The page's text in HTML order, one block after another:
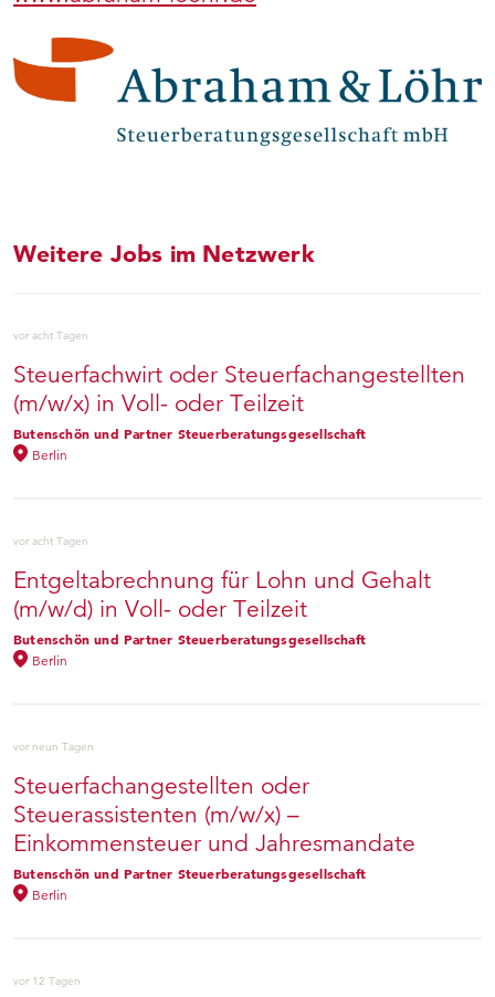
Weitere Jobs im Netzwerk
vor acht Tagen
Steuerfachwirt oder Steuerfachangestellten
(m/w/x) in Voll- oder Teilzeit
Butenschön und Partner Steuerberatungsgesellschaft
Berlin
vor acht Tagen
Entgeltabrechnung für Lohn und Gehalt
(m/w/d) in Voll- oder Teilzeit
Butenschön und Partner Steuerberatungsgesellschaft
Berlin
vor neun Tagen
Steuerfachangestellten oder
Steuerassistenten (m/w/x) –
Einkommensteuer und Jahresmandate
Butenschön und Partner Steuerberatungsgesellschaft
Berlin
vor 12 Tagen